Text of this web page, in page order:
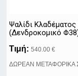
Ψαλίδι
(Δενδροκομικό
Τιμή: 540.00 €
ΔΩΡΕΑΝ ΜΕΤΑΦΟΡΙΚΑ